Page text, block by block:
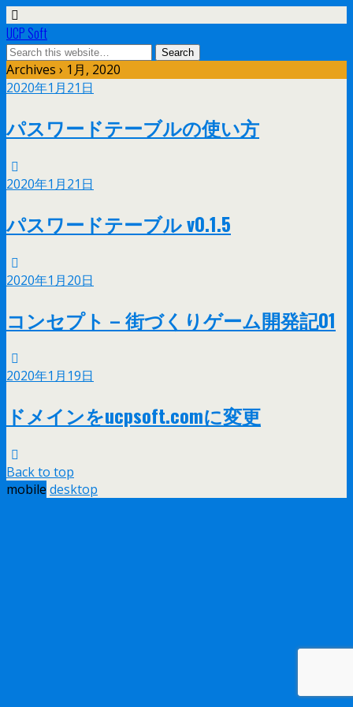
UCP Soft
Archives › 1月, 2020
2020年1月21日
パスワードテーブルの使い方
2020年1月21日
パスワードテーブル v0.1.5
2020年1月20日
コンセプト – 街づくりゲーム開発記01
2020年1月19日
ドメインをucpsoft.comに変更
Back to top
mobile desktop